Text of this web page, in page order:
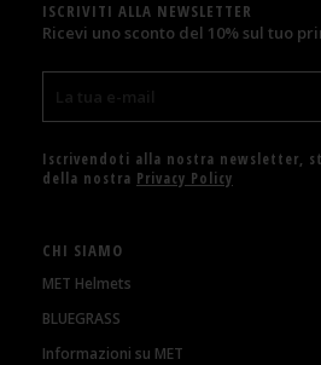
ISCRIVITI ALLA NEWSLETTER
Ricevi uno sconto del 10% sul tuo
Iscrivendoti alla nostra newsletter,
della nostra Privacy Policy
CHI SIAMO
MET Helmets
BLUEGRASS
Informazioni su MET